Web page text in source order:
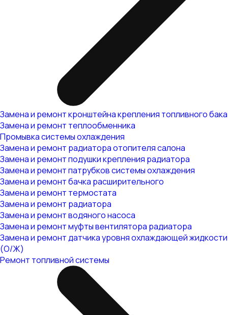
Замена и ремонт кронштейна крепления топливного бака
Замена и ремонт теплообменника
Промывка системы охлаждения
Замена и ремонт радиатора отопителя салона
Замена и ремонт подушки крепления радиатора
Замена и ремонт патрубков системы охлаждения
Замена и ремонт бачка расширительного
Замена и ремонт термостата
Замена и ремонт радиатора
Замена и ремонт водяного насоса
Замена и ремонт муфты вентилятора радиатора
Замена и ремонт датчика уровня охлаждающей жидкости
(О/Ж)
Ремонт топливной системы